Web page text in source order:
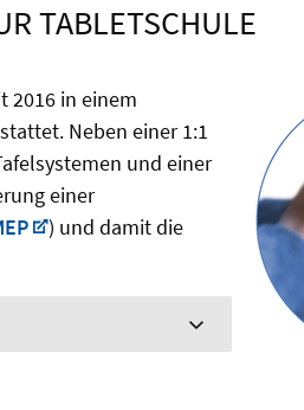
TABLETSCHULE
2016 in einem
Neben einer 1:1
und einer
einer
) und damit die